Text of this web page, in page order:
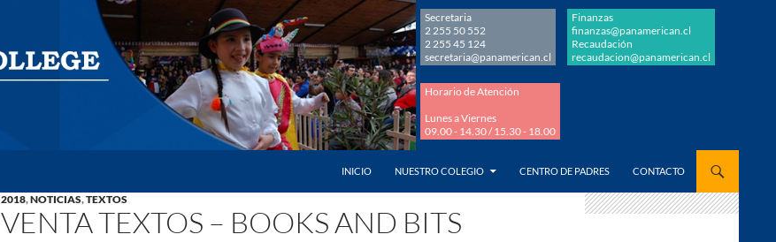
Secretaria
2 255 50 552
2 255 45 124
secretaria@panamerican.cl
Finanzas
finanzas@panamerican.cl
Recaudación
recaudacion@panamerican.cl
Horario de Atención
Lunes a Viernes
09.00 - 14.30 / 15.30 - 18.00
INICIO
NUESTRO COLEGIO CENTRO DE PADRES CONTACTO
2018,NOTICIAS,TEXTOS
VENTA TEXTOS – BOOKS AND BITS